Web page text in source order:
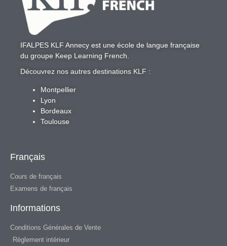
IFALPES KLF Annecy est une école de langue française
du groupe Keep Learning French
Découvrez nos autres destinations KLF :
Montpellier
Lyon
Bordeaux
Toulouse
Français
Cours de français
Examens de français
Informations
Conditions Générales de Vente
Règlement intérieur